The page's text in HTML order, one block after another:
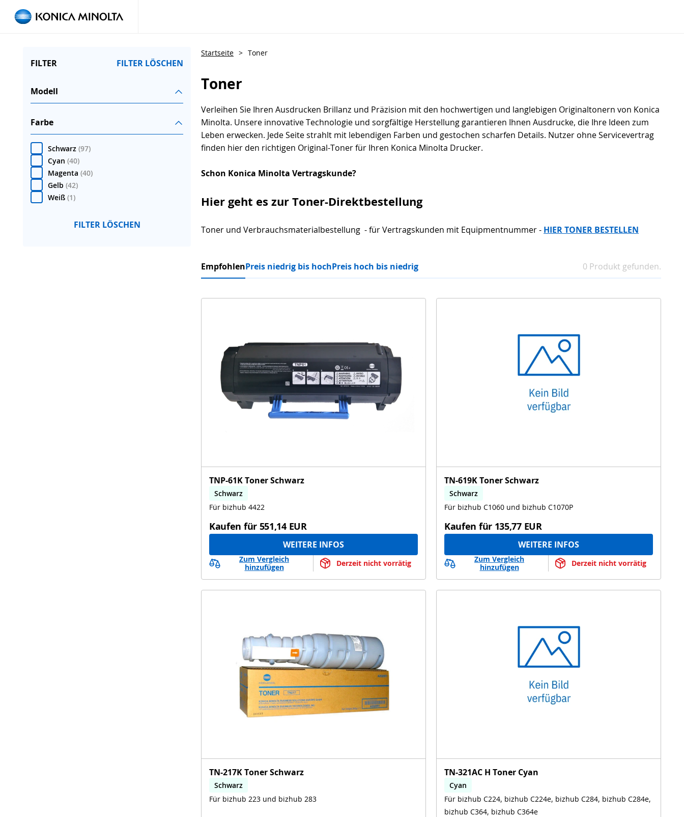
FILTER FILTER LÖSCHEN
Modell
Farbe
Schwarz (97)
Cyan (40)
Magenta (40)
Gelb (42)
Weiß (1)
FILTER LÖSCHEN
Startseite > Toner
Toner
Verleihen Sie Ihren Ausdrucken Brillanz und Präzision mit den hochwertigen und langlebigen Originaltonern von Konica
Minolta. Unsere innovative Technologie und sorgfältige Herstellung garantieren Ihnen Ausdrucke, die Ihre Ideen zum
Leben erwecken. Jede Seite strahlt mit lebendigen Farben und gestochen scharfen Details. Nutzer ohne Servicevertrag
finden hier den richtigen Original-Toner für Ihren Konica Minolta Drucker.
Schon Konica Minolta Vertragskunde?
Hier geht es zur Toner-Direktbestellung
Toner und Verbrauchsmaterialbestellung - für Vertragskunden mit Equipmentnummer - HIER TONER BESTELLEN
EmpfohlenPreis niedrig bis hochPreis hoch bis niedrig 0 Produkt gefunden.
TNP-61K Toner Schwarz
Schwarz
Für bizhub 4422
Kaufen für 551,14 EUR
WEITERE INFOS
Zum Vergleich
hinzufügen
Derzeit nicht vorrätig
TN-619K Toner Schwarz
Schwarz
Für bizhub C1060 und bizhub C1070P
Kaufen für 135,77 EUR
WEITERE INFOS
Zum Vergleich
hinzufügen
Derzeit nicht vorrätig
TN-217K Toner Schwarz
Schwarz
Für bizhub 223 und bizhub 283
TN-321AC H Toner Cyan
Cyan
bizhub C224, bizhub C224e, bizhub C284, bizhub C284e,
bizhub C364, bizhub C364e
Für bizhub C224, bizhub C224e, bizhub C284, bizhub C284e,
bizhub C364, bizhub C364e